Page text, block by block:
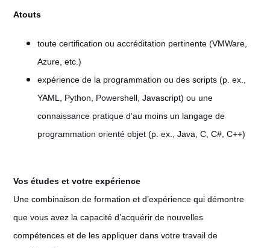
Atouts
toute certification ou accréditation pertinente (VMWare,
Azure, etc.)
expérience de la programmation ou des scripts (p. ex.,
YAML, Python, Powershell, Javascript) ou une
connaissance pratique d’au moins un langage de
programmation orienté objet (p. ex., Java, C, C#, C++)
Vos études et votre expérience
Une combinaison de formation et d’expérience qui démontre
que vous avez la capacité d’acquérir de nouvelles
compétences et de les appliquer dans votre travail de